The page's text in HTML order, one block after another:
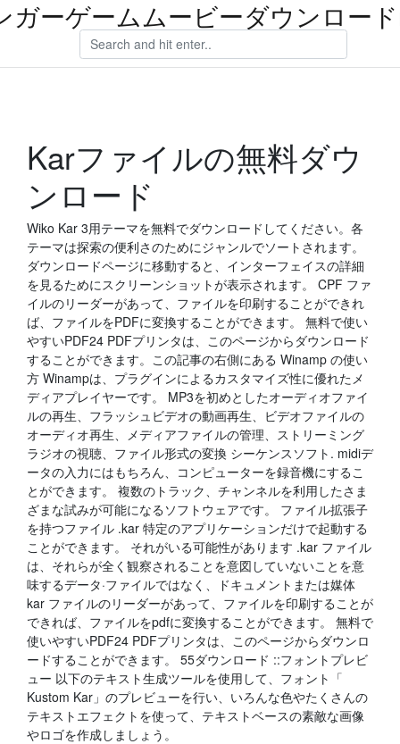
ガーゲームムービーダウンロー
Karファイルの無料ダウ
ンロード
Wiko Kar 3用テーマを無料でダウンロードしてください。各
テーマは探索の便利さのためにジャンルでソートされます。
ダウンロードページに移動すると、インターフェイスの詳細
を見るためにスクリーンショットが表示されます。 CPF ファ
イルのリーダーがあって、ファイルを印刷することができれ
ば、ファイルをPDFに変換することができます。 無料で使い
やすいPDF24 PDFプリンタは、このページからダウンロード
することができます。この記事の右側にある Winamp の使い
方 Winampは、プラグインによるカスタマイズ性に優れたメ
ディアプレイヤーです。 MP3を初めとしたオーディオファイ
ルの再生、フラッシュビデオの動画再生、ビデオファイルの
オーディオ再生、メディアファイルの管理、ストリーミング
ラジオの視聴、ファイル形式の変換 シーケンスソフト. midiデ
ータの入力にはもちろん、コンピューターを録音機にするこ
とができます。 複数のトラック、チャンネルを利用したさま
ざまな試みが可能になるソフトウェアです。 ファイル拡張子
を持つファイル .kar 特定のアプリケーションだけで起動する
ことができます。 それがいる可能性があります .kar ファイル
は、それらが全く観察されることを意図していないことを意
味するデータ·ファイルではなく、ドキュメントまたは媒体
kar ファイルのリーダーがあって、ファイルを印刷することが
できれば、ファイルをpdfに変換することができます。 無料で
使いやすいPDF24 PDFプリンタは、このページからダウンロ
ードすることができます。 55ダウンロード ::フォントプレビ
ュー 以下のテキスト生成ツールを使用して、フォント「
Kustom Kar」のプレビューを行い、いろんな色やたくさんの
テキストエフェクトを使って、テキストベースの素敵な画像
やロゴを作成しましょう。